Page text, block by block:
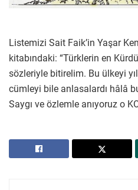
Listemizi Sait Faik’in Yaşar
kitabındaki: “Türklerin en
sözleriyle bitirelim. Bu ülkeyi
cümleyi bile anlasalardı hâlâ
Saygı ve özlemle anıyoruz o